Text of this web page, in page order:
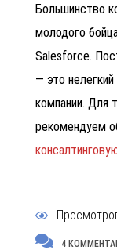
Большинство
молодого
Salesforce.
— это
компании. Для
рекомендуем
4